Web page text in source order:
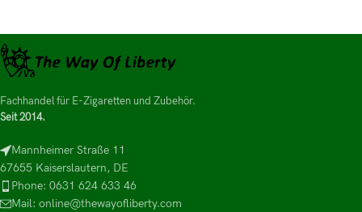
Fachhandel für E-Zigaretten und Zubehör.
Seit 2014.
Mannheimer Straße 11
67655 Kaiserslautern, DE
Phone: 0631 624 633 46
Mail: online@thewayofliberty.com